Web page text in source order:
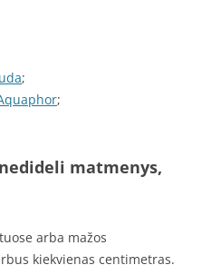
;
;
matmenys,
arba mažos
kiekvienas centimetras.